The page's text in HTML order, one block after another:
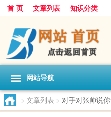
首 页 文章列表 知识分类
网站导航
> 文章列表 > 对手对张帅说